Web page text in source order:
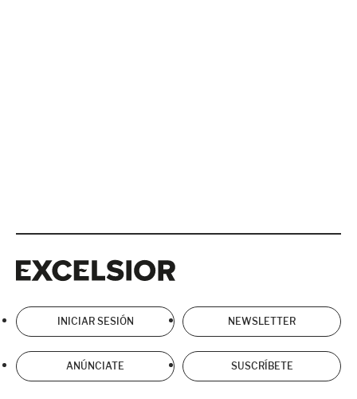
INICIAR SESIÓN NEWSLETTER
ANÚNCIATE SUSCRÍBETE